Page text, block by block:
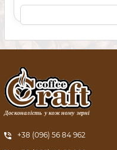
Досконалість у кожному зерні
+38 (096) 56 84 962